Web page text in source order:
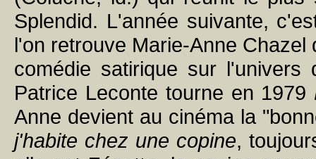
Splendid. L'année suivante,
l'on retrouve Marie-Anne
comédie satirique sur
Patrice Leconte tourne en 1979
Anne devient au cinéma la
j'habite chez une copine,